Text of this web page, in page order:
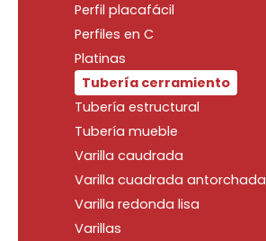
Perfil placafácil
Perfiles en C
Platinas
Tubería cerramiento
Tubería estructural
Tubería mueble
Varilla caudrada
Varilla cuadrada antorchada
Varilla redonda lisa
Varillas